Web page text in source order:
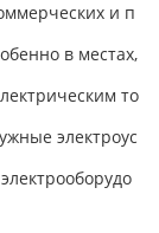
и п
в местах,
то
электроус